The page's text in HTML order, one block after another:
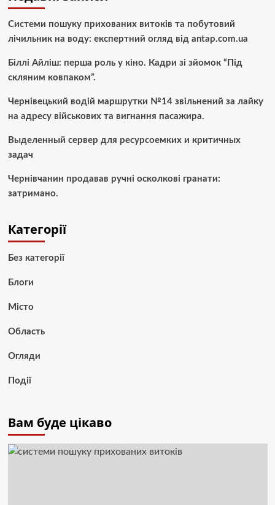
Системи пошуку прихованих витоків та побутовий
лічильник на воду: експертний огляд від antap.com.ua
Біллі Айліш: перша роль у кіно. Кадри зі зйомок “Під
скляним ковпаком”.
Чернівецький водій маршрутки №14 звільнений за лайку
на адресу військових та вигнання пасажира.
Выделенный сервер для ресурсоемких и критичных
задач
Чернівчанин продавав ручні осколкові гранати:
затримано.
Категорії
Без категорії
Блоги
Місто
Область
Огляди
Події
Вам буде цікаво